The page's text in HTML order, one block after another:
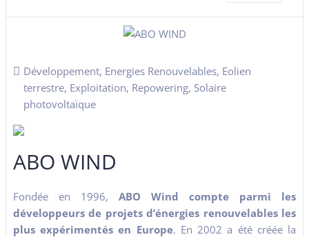
Développement, Energies Renouvelables, Eolien
terrestre, Exploitation, Repowering, Solaire
photovoltaïque
ABO WIND
Fondée en 1996, ABO Wind compte parmi les
développeurs de projets d’énergies renouvelables les
plus expérimentés en Europe. En 2002 a été créée la